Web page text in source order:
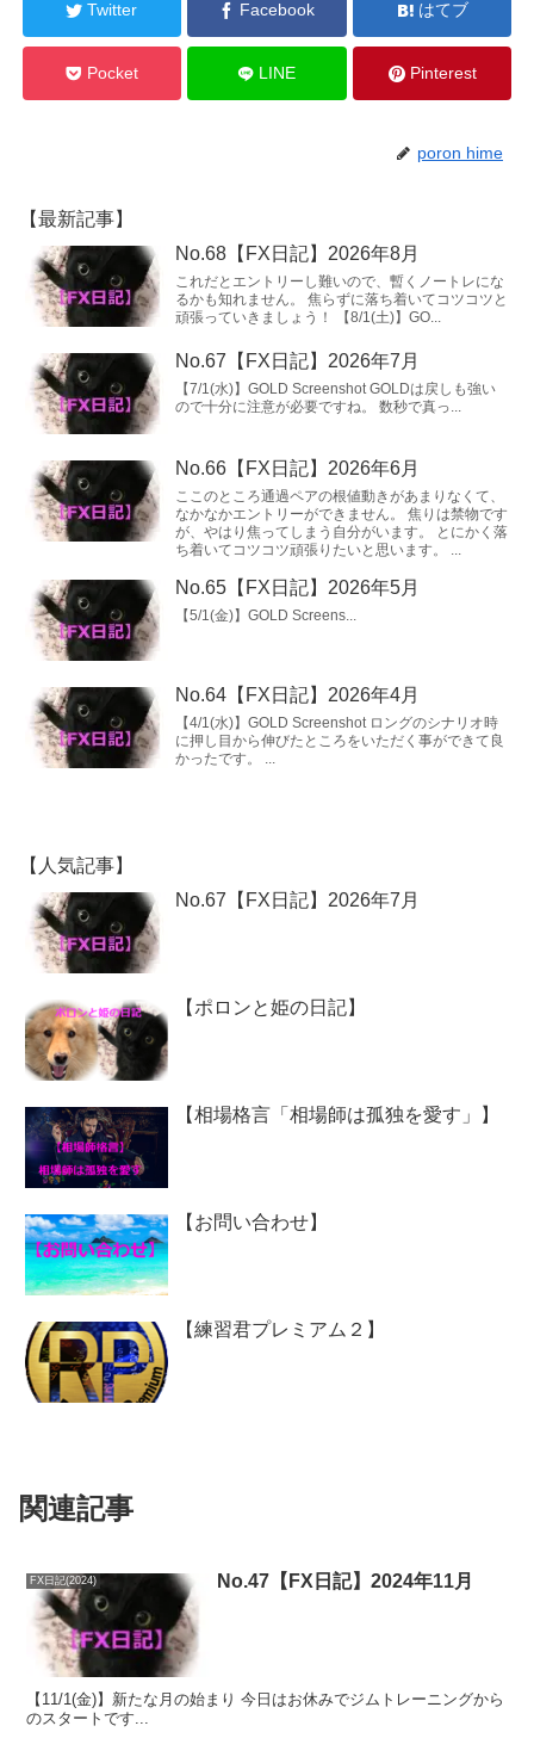
Twitter Facebook はてブ
Pocket LINE Pinterest
poron hime
【最新記事】
No.68【FX日記】2026年8月
これだとエントリーし難いので、暫くノートレにな
るかも知れません。 焦らずに落ち着いてコツコツと
頑張っていきましょう！ 【8/1(土)】GO...
No.67【FX日記】2026年7月
【7/1(水)】GOLD Screenshot GOLDは戻しも強い
ので十分に注意が必要ですね。 数秒で真っ...
No.66【FX日記】2026年6月
ここのところ通過ペアの根値動きがあまりなくて、
なかなかエントリーができません。 焦りは禁物です
が、やはり焦ってしまう自分がいます。 とにかく落
ち着いてコツコツ頑張りたいと思います。 ...
No.65【FX日記】2026年5月
【5/1(金)】GOLD Screens...
No.64【FX日記】2026年4月
【4/1(水)】GOLD Screenshot ロングのシナリオ時
に押し目から伸びたところをいただく事ができて良
かったです。 ...
【人気記事】
No.67【FX日記】2026年7月
【ポロンと姫の日記】
【相場格言「相場師は孤独を愛す」】
【お問い合わせ】
【練習君プレミアム２】
関連記事
FX日記(2024) No.47【FX日記】2024年11月
【11/1(金)】新たな月の始まり 今日はお休みでジムトレーニングから
のスタートです...